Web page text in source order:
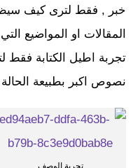
خبر , فقط لترى كيف
المقالات او المواضيع
تجربة اطيل الكتابة فقط
نصوص اكبر بطبيعة
تجربة الوصف